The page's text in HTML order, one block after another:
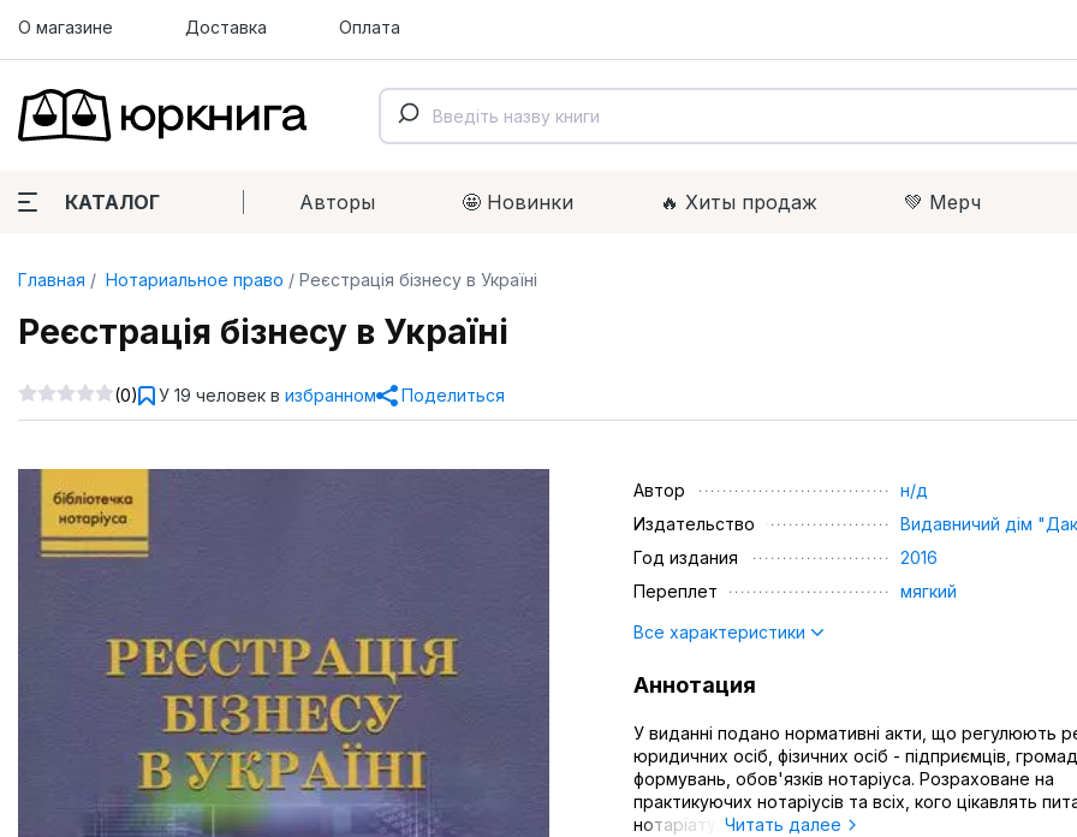
О магазине Доставка Оплата
КАТАЛОГ Авторы 🤩 Новинки 🔥 Xиты продаж 💚 Мерч
Главная Нотариальное право Реєстрація бізнесу в Україні
Реєстрація бізнесу в Україні
(0) У 19 человек в избранном Поделиться
Автор
н/д
Издательство
Видавничий дім
Год издания
2016
Переплет
мягкий
Все характеристики
Аннотация
У виданні подано нормативні акти, що регулюють
юридичних осіб, фізичних осіб - підприємців,
формувань, обов'язків нотаріуса. Розраховане на
практикуючих нотаріусів та всіх, кого цікавлять
нотаріату. Читать далее